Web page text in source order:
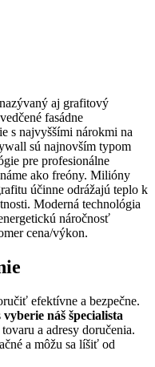
aj grafitový
fasádne
s najvyššími nárokmi na
sú najnovším typom
pre profesionálne
ako freóny. Milióny
účinne odrážajú teplo k
Moderná technológia
náročnosť
cena/výkon.
efektívne a bezpečne.
vyberie náš špecialista
a adresy doručenia.
a môžu sa líšiť od